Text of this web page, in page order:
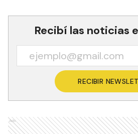
Recibí las noticias
RECIBIR
Ads